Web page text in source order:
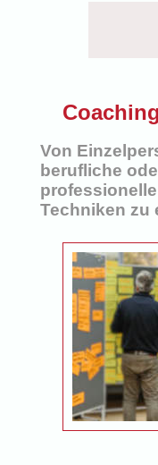
Coaching
Von
berufliche
Techniken zu